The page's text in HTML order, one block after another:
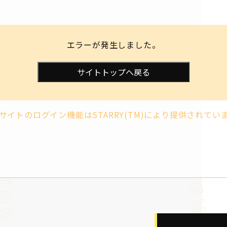
エラーが発生しました。
サイトトップへ戻る
イトのログイン機能はSTARRY(TM)により提供されてい